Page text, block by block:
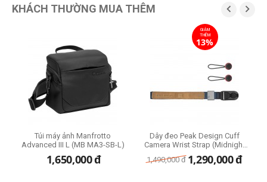
KHÁCH THƯỜNG MUA THÊM  
Túi máy ảnh Manfrotto
Advanced III L (MB MA3-SB-L)
1,650,000đ
GIẢM
THÊM
13%
Dây đeo Peak Design Cuff
Camera Wrist Strap (Midnight
Blue)
1,490,000 đ 1,290,000đ